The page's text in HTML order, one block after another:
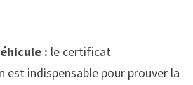
: le certificat
est indispensable pour prouver la